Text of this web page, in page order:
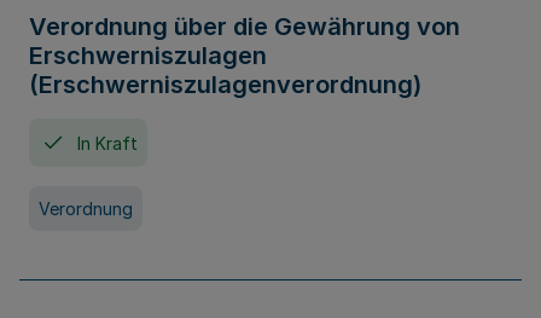
Verordnung über die Gewährung von
Erschwerniszulagen
(Erschwerniszulagenverordnung)
In Kraft
Verordnung